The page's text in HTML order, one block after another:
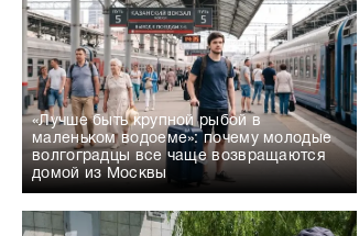
«Лучше быть крупной рыбой в
маленьком водоеме»: почему молодые
волгоградцы все чаще возвращаются
домой из Москвы